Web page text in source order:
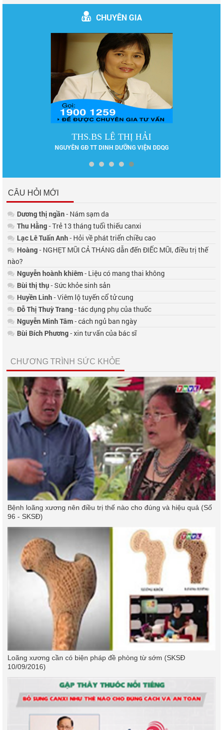
CHUYÊN GIA
BS VŨ VĂN LỰC
CHUYÊN GIA TƯ VẤN
CÂU HỎI MỚI
Dương thị ngần- Nám sạm da
Thu Hằng- Trẻ 13 tháng tuổi thiếu canxi
Lạc Lê Tuấn Anh- Hỏi về phát triển chiều cao
Hoàng- NGHẸT MŨI CẢ THÁNG dẫn đến ĐIẾC MŨI, điều trị thế
nào?
Nguyễn hoành khiêm- Liệu có mang thai không
Bùi thị thụ- Sức khỏe sinh sản
Huyền Linh- Viêm lộ tuyến cổ tử cung
Đỗ Thị Thuỳ Trang- tác dụng phụ của thuốc
Nguyễn Minh Tâm- cách ngủ ban ngày
Bùi Bích Phương- xin tư vấn của bác sĩ
CHƯƠNG TRÌNH SỨC KHỎE
Bệnh loãng xương nên điều trị thế nào cho đúng và hiệu quả (Số
96 - SKSĐ)
Loãng xương cần có biện pháp đề phòng từ sớm (SKSĐ
10/09/2016)